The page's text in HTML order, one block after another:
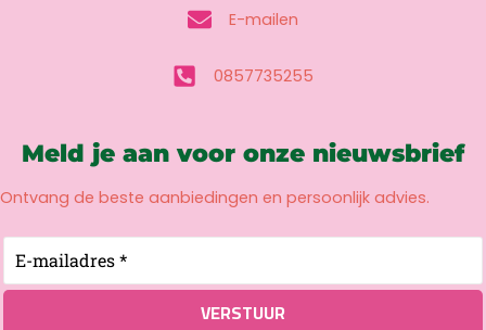
E-mailen
0857735255
Meld je aan voor onze nieuwsbrief
Ontvang de beste aanbiedingen en persoonlijk advies.